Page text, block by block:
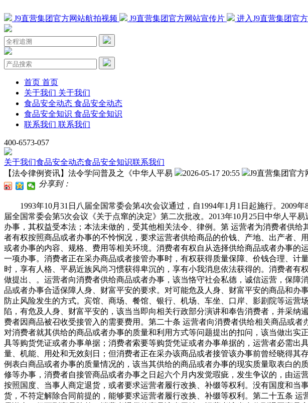
J9直营集团官方网站航拍视频 J9直营集团官方网站宣传片 进入J9直营集团官
首页 首页
关于我们 关于我们
食品安全动态 食品安全动态
食品安全知识 食品安全知识
联系我们 联系我们
400-6573-057
关于我们食品安全动态食品安全知识联系我们
【法令律例资讯】法令学问普及之《中华人平易
2026-05-17 20:55
J9直营集团官方
分享到：
1993年10月31日八届全国常委会第4次会议通过，自1994年1月1日起施行。2009
届全国常委会第5次会议《关于点窜的决定》第二次批改。2013年10月25日中华人平
办事，其权益受本法；本法未做的，受其他相关法令、律例。第 运营者为消费者供
者有权按照商品或者办事的不怜悯况，要求运营者供给商品的价钱、产地、出产者
或者办事的内容、规格、费用等相关环境。消费者有权自从选择供给商品或者办事
一项办事。消费者正在采办商品或者接管办事时，有权获得质量保障、价钱合理、
时，享有人格、平易近族风尚习惯获得卑沉的，享有小我消息依法获得的。消费者
做提出、。运营者向消费者供给商品或者办事，该当恪守社会私德，诚信运营，保
品或者办事合适保障人身、财富平安的要求。对可能危及人身、财富平安的商品和
防止风险发生的方式。宾馆、商场、餐馆、银行、机场、车坐、口岸、影剧院等运
陷，有危及人身、财富平安的，该当当即向相关行政部分演讲和奉告消费者，并采
费者因商品被召收受接管入的需要费用。第二十条 运营者向消费者供给相关商品或
对消费者就其供给的商品或者办事的质量和利用方式等问题提出的扣问，该当做出
具等购货凭证或者办事单据；消费者索要等购货凭证或者办事单据的，运营者必需
量、机能、用处和无效刻日；但消费者正在采办该商品或者接管该办事前曾经晓得
例表白商品或者办事的质量情况的，该当其供给的商品或者办事的现实质量取表白
修等办事，消费者自接管商品或者办事之日起六个月内发觉瑕疵，发生争议的，由
按照国度、当事人商定退货，或者要求运营者履行改换、补缀等权利。没有国度和
货，不符定解除合同前提的，能够要求运营者履行改换、补缀等权利。第二十五条